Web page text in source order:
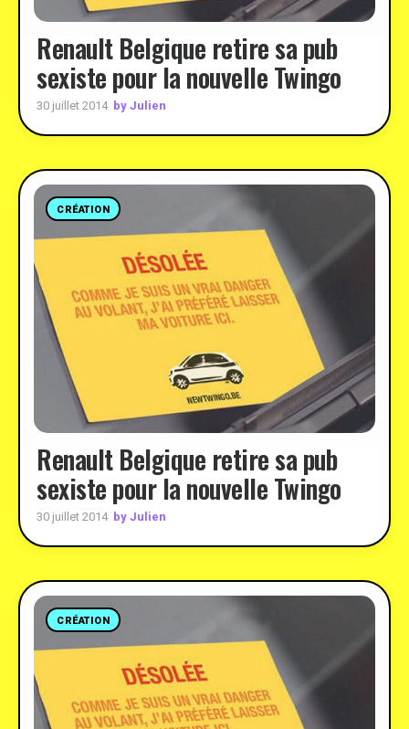
Renault Belgique retire sa pub
sexiste pour la nouvelle Twingo
30 juillet 2014 by Julien
CRÉATION
Renault Belgique retire sa pub
sexiste pour la nouvelle Twingo
30 juillet 2014 by Julien
CRÉATION